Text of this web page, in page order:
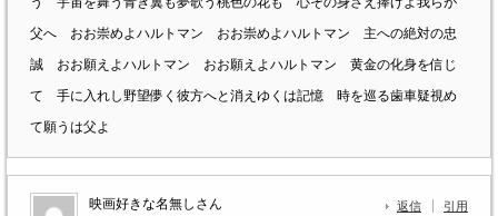
父へ おお崇めよハルトマン おお崇めよハルトマン 主への絶対の忠
誠 おお願えよハルトマン おお願えよハルトマン 黄金の化身を信じ
て 手に入れし野望儚く彼方へと消えゆくは記憶 時を巡る歯車疑視め
て願うは父よ
映画好きな名無しさん 返信 引用